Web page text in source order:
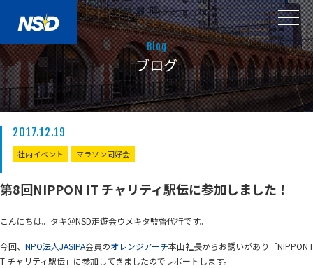
Blog
ブログ
2017.12.19
社内イベント マラソン同好会
第8回NIPPON IT チャリティ駅伝に参加しました！
こんにちは。タキ＠NSD走遊会ウメキタ監督代行です。
今回、 NPO法人JASIPA会員のオレンジアーチ本山社長からお誘いがあり「NIPPON I
T チャリティ駅伝」に参加してきましたのでレポートします。